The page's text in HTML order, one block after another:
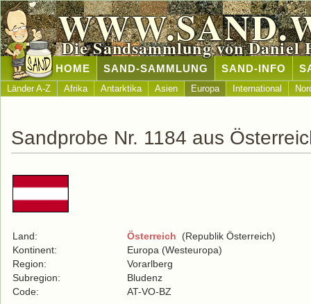
Die Sandsammlung von Daniel
HOME SAND-SAMMLUNG SAND-INFO
Länder A-Z Afrika Antarktika Asien Europa International
Sandprobe Nr. 1184 aus
Land: Österreich (Republik Österreich)
Kontinent:
Europa (Westeuropa)
Region:
Vorarlberg
Subregion:
Bludenz
Code:
AT-VO-BZ